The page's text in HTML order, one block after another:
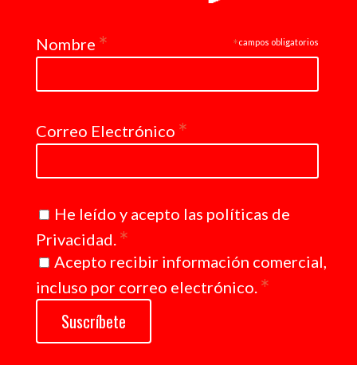
*campos obligatorios
Nombre *
Correo Electrónico *
He leído y acepto las políticas de
Privacidad *
Acepto recibir información comercial,
incluso por correo electrónico. *